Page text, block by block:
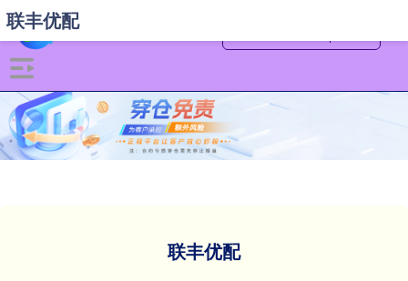
联丰优配
联丰优配